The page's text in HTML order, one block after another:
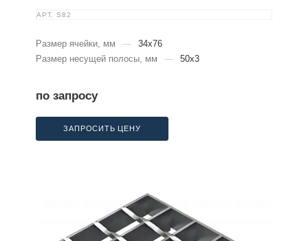
АРТ. S82
Размер ячейки, мм —
34x76
Размер несущей полосы, мм
— 50x3
по запросу
ЗАПРОСИТЬ ЦЕНУ